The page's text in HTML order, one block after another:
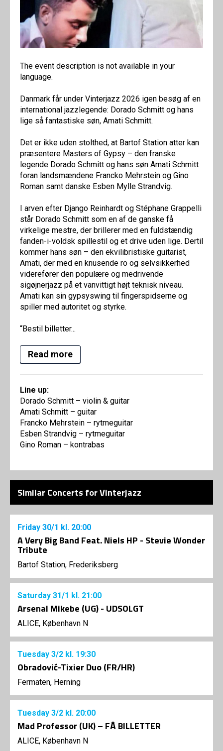
The event description is not available in your
language.
Danmark får under Vinterjazz 2026 igen besøg af en
international jazzlegende: Dorado Schmitt og hans
lige så fantastiske søn, Amati Schmitt.
Det er ikke uden stolthed, at Bartof Station atter kan
præsentere Masters of Gypsy – den franske
legende Dorado Schmitt og hans søn Amati Schmitt
foran landsmændene Francko Mehrstein og Gino
Roman samt danske Esben Mylle Strandvig.
I arven efter Django Reinhardt og Stéphane Grappelli
står Dorado Schmitt som en af de ganske få
virkelige mestre, der brillerer med en fuldstændig
fanden-i-voldsk spillestil og et drive uden lige. Dertil
kommer hans søn – den ekvilibristiske guitarist,
Amati, der med en knusende ro og selvsikkerhed
viderefører den populære og medrivende
sigøjnerjazz på et vanvittigt højt teknisk niveau.
Amati kan sin gypsyswing til fingerspidserne og
spiller med autoritet og styrke.
“Bestil billetter...
Read more
Line up:
Dorado Schmitt – violin & guitar
Amati Schmitt – guitar
Francko Mehrstein – rytmeguitar
Esben Strandvig – rytmeguitar
Gino Roman – kontrabas
Similar Concerts for Vinterjazz
Friday 30/1 kl. 20:00
A Very Big Band Feat. Niels HP - Stevie Wonder
Tribute
Bartof Station, Frederiksberg
Saturday 31/1 kl. 21:00
Arsenal Mikebe (UG) - UDSOLGT
ALICE, København N
Tuesday 3/2 kl. 19:30
Obradović-Tixier Duo (FR/HR)
Fermaten, Herning
Tuesday 3/2 kl. 20:00
Mad Professor (UK) – FÅ BILLETTER
ALICE, København N